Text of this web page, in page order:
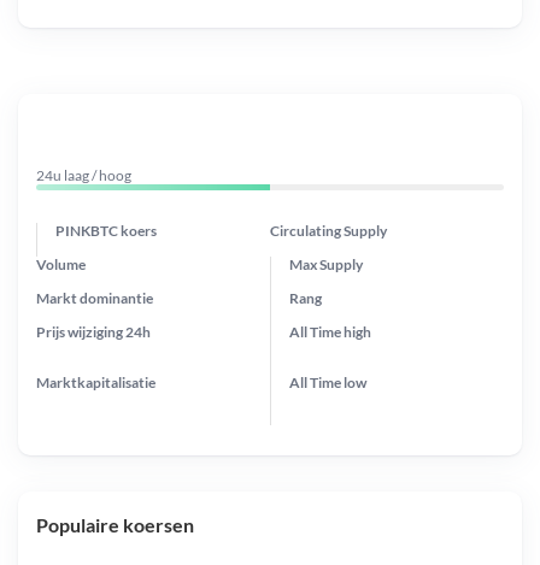
24u laag / hoog
PINKBTC koers Circulating Supply
Prijs wijziging 24h
Max Supply
Markt dominantie
Marktkapitalisatie
Volume
Rang
All Timehigh
All Time low
Populaire koersen